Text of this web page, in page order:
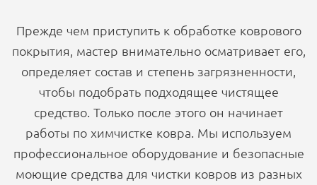
Прежде чем приступить к обработке коврового
покрытия, мастер внимательно осматривает его,
определяет состав и степень загрязненности,
чтобы подобрать подходящее чистящее
средство. Только после этого он начинает
работы по химчистке ковра. Мы используем
профессиональное оборудование и безопасные
моющие средства для чистки ковров из разных